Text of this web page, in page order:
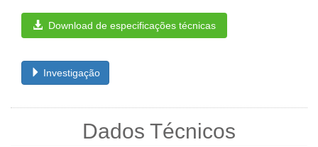
Download de especificações técnicas
Investigação
Dados Técnicos